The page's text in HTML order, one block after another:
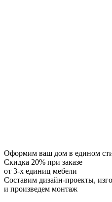
Оформим ваш дом в едином
Скидка 20% при заказе
от 3-х единиц мебели
Составим дизайн-проекты,
и произведем монтаж